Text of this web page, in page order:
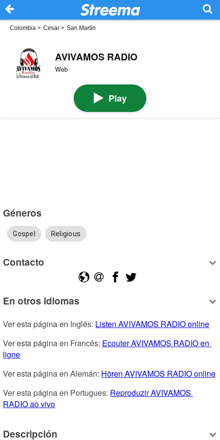
Colombia > Cesar > San Martín
AVIVAMOS RADIO
Web
Play
Géneros
Gospel Religious
Contacto
En otros idiomas
Ver esta página en Inglés: Listen AVIVAMOS RADIO online
Ver esta página en Francés: Ecouter AVIVAMOS RADIO en
ligne
Ver esta página en Alemán: Hören AVIVAMOS RADIO online
Ver esta página en Portugues: Reproduzir AVIVAMOS
RADIO ao vivo
Descripción